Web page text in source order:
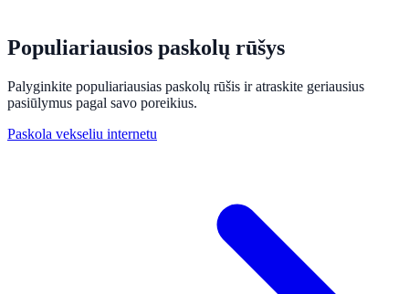
Populiariausios paskolų rūšys
Palyginkite populiariausias paskolų rūšis ir atraskite geriausius
pasiūlymus pagal savo poreikius.
Paskola vekseliu internetu